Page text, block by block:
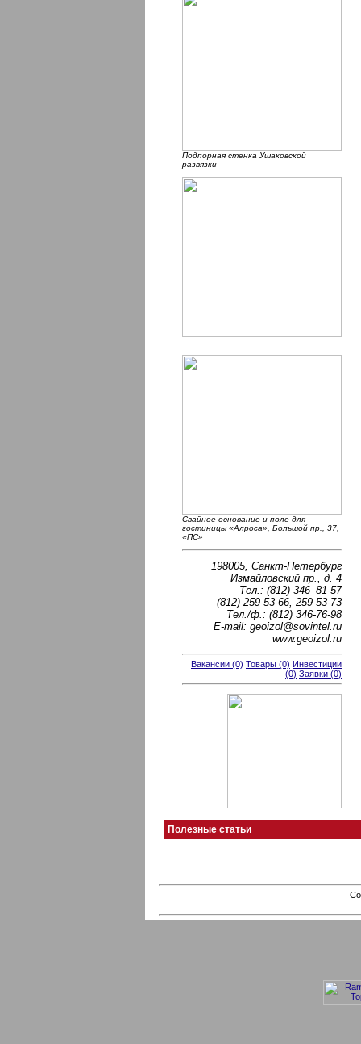
Подпорная стенка Ушаковской
развязки
Cвайное основание и поле для
гостиницы «Алроса», Большой пр., 37,
«ПС»
198005, Санкт-Петербург
Измайловский пр., д. 4
Тел.: (812) 346–81-57
(812) 259-53-66, 259-53-73
Тел./ф.: (812) 346-76-98
E-mail: geoizol@sovintel.ru
www.geoizol.ru
Вакансии (0) Товары (0) Инвестиции
(0) Заявки (0)
Полезные статьи